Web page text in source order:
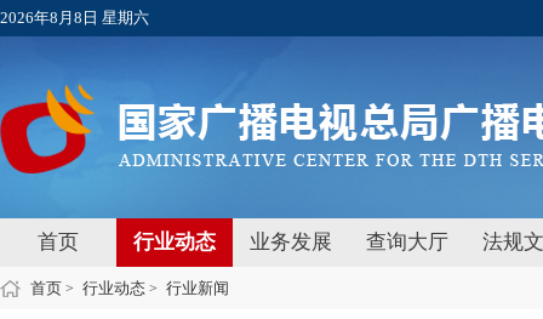
2026年8月8日 星期六
首页 行业动态 业务发展 查询大厅 法规
首页 > 行业动态 > 行业新闻